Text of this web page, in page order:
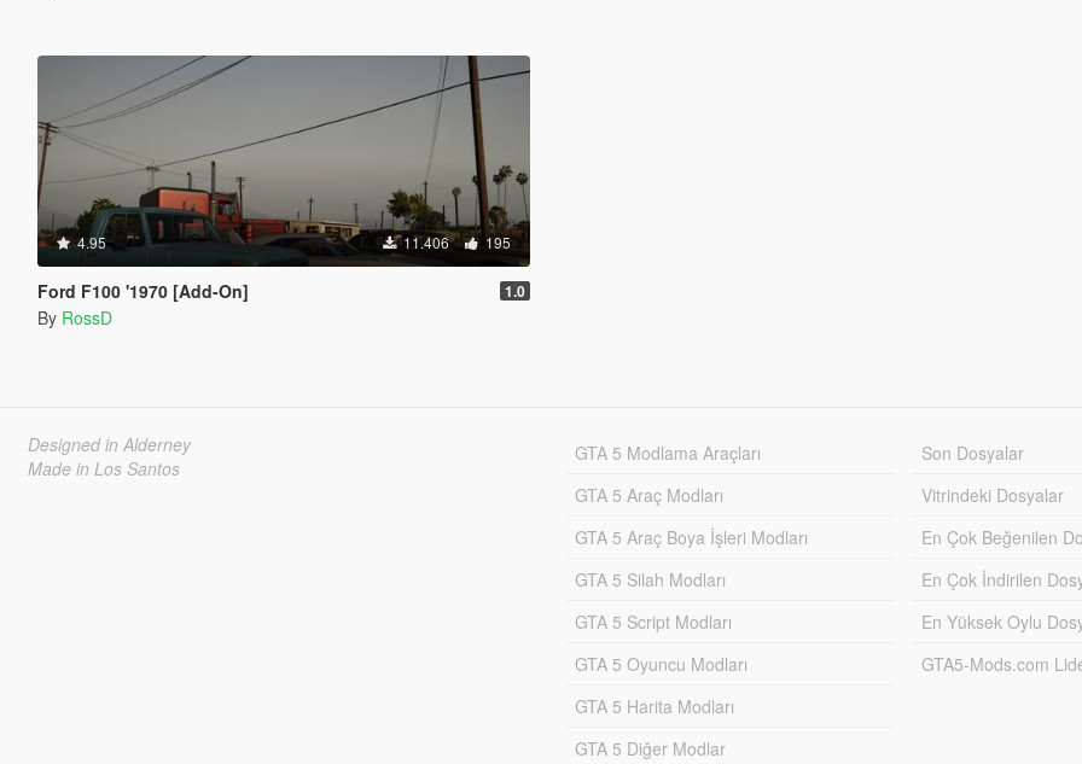
4.95 11.406 195
Ford F100 '1970 [Add-On] 1.0
By RossD
Designed in Alderney
Made in Los Santos
GTA 5 Modlama Araçları
GTA 5 Araç Modları
GTA 5 Araç Boya İşleri Modları
GTA 5 Silah Modları
GTA 5 Script Modları
GTA 5 Oyuncu Modları
GTA 5 Harita Modları
GTA 5 Diğer Modlar
Son Dosyalar
Vitrindeki Dosyalar
En Çok Beğenilen
En Çok İndirilen
En Yüksek Oylu
GTA5-Mods.com